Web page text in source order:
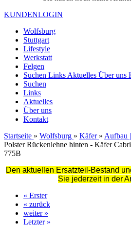
KUNDENLOGIN
Wolfsburg
Stuttgart
Lifestyle
Werkstatt
Felgen
Suchen Links Aktuelles Über uns
Suchen
Links
Aktuelles
Über uns
Kontakt
Startseite » Wolfsburg » Käfer » Aufbau
Polster Rückenlehne hinten - Käfer
775B
Den aktuellen Ersatzteil-Bestand
Sie jederzeit in der
« Erster
« zurück
weiter »
Letzter »